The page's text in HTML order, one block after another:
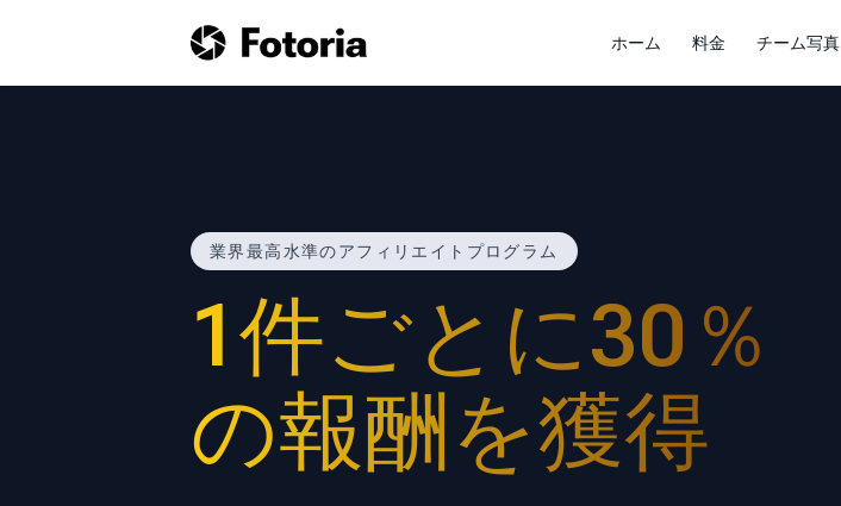
ホーム 料金 チーム写真
業界最高水準のアフィリエイトプログラム
1件ごとに30％
の報酬を獲得